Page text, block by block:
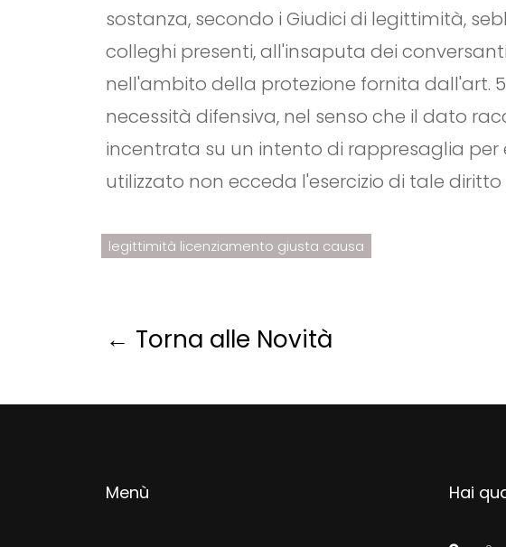
sostanza, secondo i Giudici di legittimità,
colleghi presenti, all'insaputa dei
nell'ambito della protezione fornita dall'art.
necessità difensiva, nel senso che il dato
incentrata su un intento di rappresaglia per
utilizzato non ecceda l'esercizio di tale diritto
legittimità licenziamento giusta causa
← Torna alle Novità
Menù Hai